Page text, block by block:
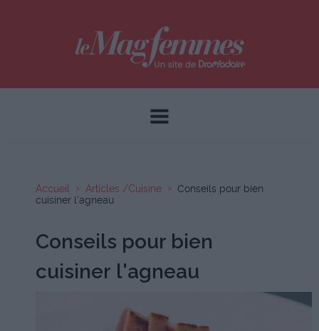
Accueil Articles /Cuisine
Conseils pour bien
cuisiner l'agneau
Conseils pour bien
cuisiner l'agneau